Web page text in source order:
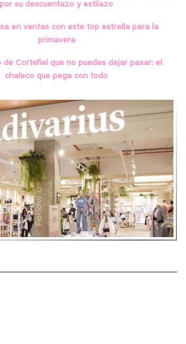
por su descuentazo y estilazo
en ventas con este top estrella para la
primavera
de Cortefiel que no puedes dejar pasar: el
chaleco que pega con todo